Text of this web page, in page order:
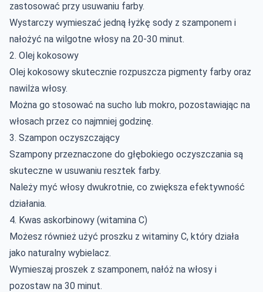
zastosować przy usuwaniu farby.
Wystarczy wymieszać jedną łyżkę sody z szamponem i
nałożyć na wilgotne włosy na 20-30 minut.
2. Olej kokosowy
Olej kokosowy skutecznie rozpuszcza pigmenty farby oraz
nawilża włosy.
Można go stosować na sucho lub mokro, pozostawiając na
włosach przez co najmniej godzinę.
3. Szampon oczyszczający
Szampony przeznaczone do głębokiego oczyszczania są
skuteczne w usuwaniu resztek farby.
Należy myć włosy dwukrotnie, co zwiększa efektywność
działania.
4. Kwas askorbinowy (witamina C)
Możesz również użyć proszku z witaminy C, który działa
jako naturalny wybielacz.
Wymieszaj proszek z szamponem, nałóż na włosy i
pozostaw na 30 minut.